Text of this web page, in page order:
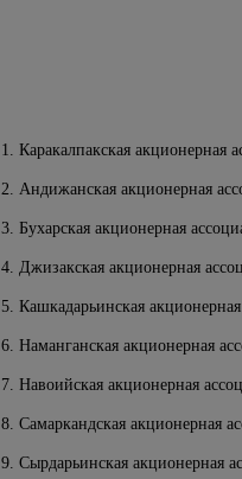
1. Каракалпакская акционерная
2. Андижанская акционерная
3. Бухарская акционерная
4. Джизакская акционерная
5. Кашкадарьинская
6. Наманганская акционерная
7. Навоийская акционерная
8. Самаркандская акционерная
9. Сырдарьинская акционерная